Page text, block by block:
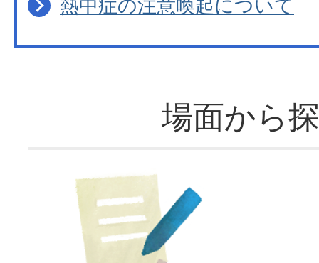
熱中症の注意喚起について
場面から